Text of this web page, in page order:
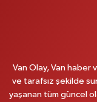
CUMHURİYET
0 (530) 442 24 65
Van Olay, Van haber
ve tarafsız şekilde
yaşanan tüm güncel